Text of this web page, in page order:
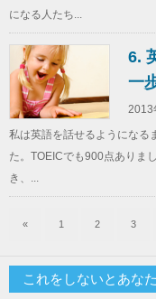
になる人たち...
6.
一
2013
私は英語を話せるようになる
た。TOEICでも900点ありま
き、...
« 1 2 3
これをしないとあな